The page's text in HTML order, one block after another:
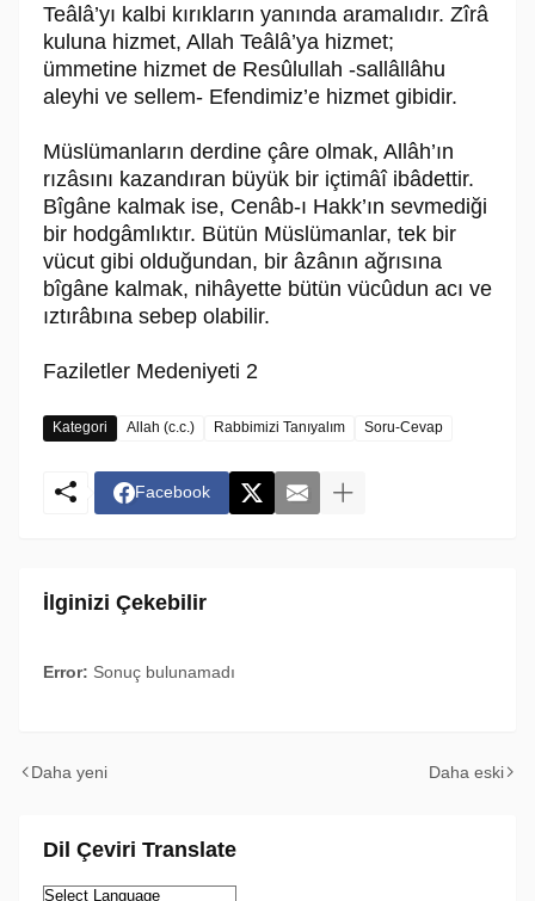
Teâlâ’yı kalbi kırıkların yanında aramalıdır. Zîrâ
kuluna hizmet, Allah Teâlâ’ya hizmet;
ümmetine hizmet de Resûlullah -sallâllâhu
aleyhi ve sellem- Efendimiz’e hizmet gibidir.
Müslümanların derdine çâre olmak, Allâh’ın
rızâsını kazandıran büyük bir içtimâî ibâdettir.
Bîgâne kalmak ise, Cenâb-ı Hakk’ın sevmediği
bir hodgâmlıktır. Bütün Müslümanlar, tek bir
vücut gibi olduğundan, bir âzânın ağrısına
bîgâne kalmak, nihâyette bütün vücûdun acı ve
ıztırâbına sebep olabilir.
Faziletler Medeniyeti 2
Kategori Allah (c.c.) Rabbimizi Tanıyalım Soru-Cevap
Facebook
İlginizi Çekebilir
Error: Sonuç bulunamadı
Daha yeni Daha eski
Dil Çeviri Translate